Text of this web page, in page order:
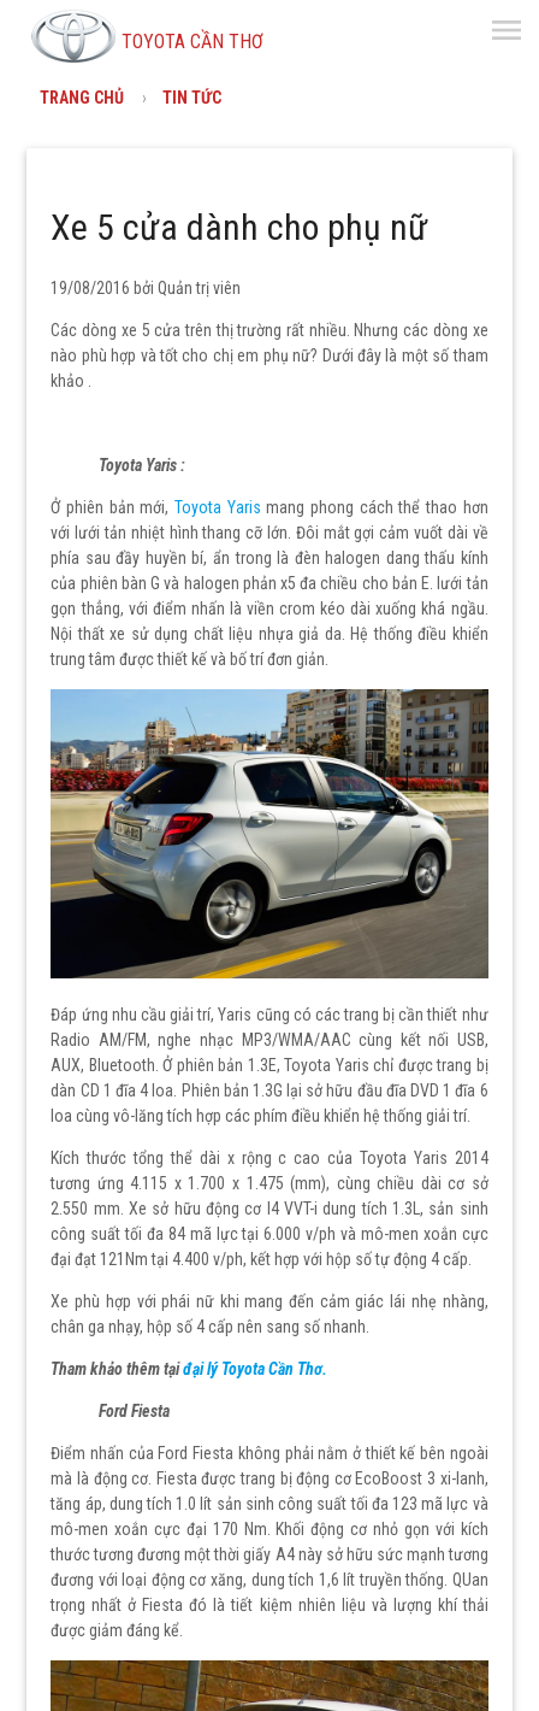
TOYOTA CẦN THƠ menu
TRANG CHỦ TIN TỨC
Xe 5 cửa dành cho phụ nữ
19/08/2016 bởiQuản trị viên
Các dòng xe 5 cửa trên thị trường rất nhiều. Nhưng các dòng xe
nào phù hợp và tốt cho chị em phụ nữ? Dưới đây là một số tham
khảo .
Toyota Yaris :
Ở phiên bản mới,Toyota Yaris mang phong cách thể thao hơn
với lưới tản nhiệt hình thang cỡ lớn. Đôi mắt gợi cảm vuốt dài về
phía sau đầy huyền bí, ẩn trong là đèn halogen dang thấu kính
của phiên bàn G và halogen phản x5 đa chiều cho bản E. lưới tản
gọn thẳng, với điểm nhấn là viền crom kéo dài xuống khá ngầu.
Nội thất xe sử dụng chất liệu nhựa giả da. Hệ thống điều khiển
trung tâm được thiết kế và bố trí đơn giản.
Đáp ứng nhu cầu giải trí, Yaris cũng có các trang bị cần thiết như
Radio AM/FM, nghe nhạc MP3/WMA/AAC cùng kết nối USB,
AUX, Bluetooth. Ở phiên bản 1.3E, Toyota Yaris chỉ được trang bị
dàn CD 1 đĩa 4 loa. Phiên bản 1.3G lại sở hữu đầu đĩa DVD 1 đĩa 6
loa cùng vô-lăng tích hợp các phím điều khiển hệ thống giải trí.
Kích thước tổng thể dài x rộng c cao của Toyota Yaris 2014
tương ứng 4.115 x 1.700 x 1.475 (mm), cùng chiều dài cơ sở
2.550 mm. Xe sở hữu động cơ I4 VVT-i dung tích 1.3L, sản sinh
công suất tối đa 84 mã lực tại 6.000 v/ph và mô-men xoắn cực
đại đạt 121Nm tại 4.400 v/ph, kết hợp với hộp số tự động 4 cấp.
Xe phù hợp với phái nữ khi mang đến cảm giác lái nhẹ nhàng,
chân ga nhạy, hộp số 4 cấp nên sang số nhanh.
Tham khảo thêm tạiđại lý Toyota Cần Thơ.
Ford Fiesta
Điểm nhấn của Ford Fiesta không phải nằm ở thiết kế bên ngoài
mà là động cơ. Fiesta được trang bị động cơ EcoBoost 3 xi-lanh,
tăng áp, dung tích 1.0 lít sản sinh công suất tối đa 123 mã lực và
mô-men xoắn cực đại 170 Nm. Khối động cơ nhỏ gọn với kích
thước tương đương một thời giấy A4 này sở hữu sức mạnh tương
đương với loại động cơ xăng, dung tích 1,6 lít truyền thống. QUan
trọng nhất ở Fiesta đó là tiết kiệm nhiên liệu và lượng khí thải
được giảm đáng kể.